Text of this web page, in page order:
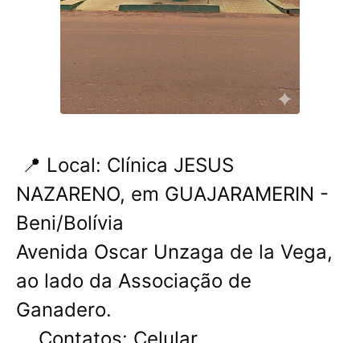
📍 Local: Clínica JESUS ​​
NAZARENO, em GUAJARAMERIN -
Beni/Bolívia
Avenida Oscar Unzaga de la Vega,
ao lado da Associação de
Ganadero.